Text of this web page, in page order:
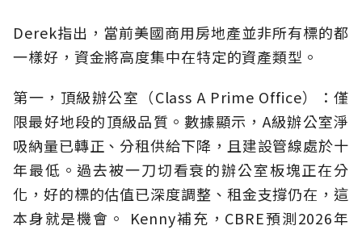
Derek指出，當前美國商用房地產並非所有標的都
一樣好，資金將高度集中在特定的資產類型。
第一，頂級辦公室（Class A Prime Office）：僅
限最好地段的頂級品質。數據顯示，A級辦公室淨
吸納量已轉正、分租供給下降，且建設管線處於十
年最低。過去被一刀切看衰的辦公室板塊正在分
化，好的標的估值已深度調整、租金支撐仍在，這
本身就是機會。 Kenny補充，CBRE預測2026年